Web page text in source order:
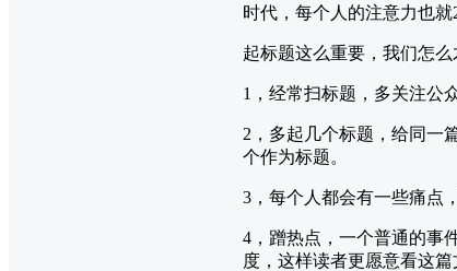
时代，每个人的注意力也就
起标题这么重要，我们怎
1，经常扫标题，多关注公
2，多起几个标题，给同一
个作为标题。
3，每个人都会有一些痛点
4，蹭热点，一个普通的事
度，这样读者更愿意看这篇